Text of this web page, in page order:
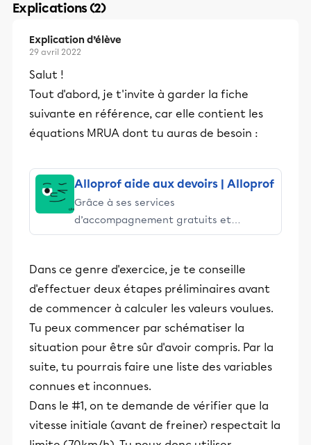
Explications (2)
Explication d’élève
29 avril 2022
Salut !
Tout d'abord, je t'invite à garder la fiche
suivante en référence, car elle contient les
équations MRUA dont tu auras de besoin :
Alloprof aide aux devoirs | Alloprof
Grâce à ses services
d’accompagnement gratuits et
stimulants, Alloprof engage les élèves
éducative.
Dans ce genre d'exercice, je te conseille
d'effectuer deux étapes préliminaires avant
de commencer à calculer les valeurs voulues.
Tu peux commencer par schématiser la
situation pour être sûr d'avoir compris. Par la
suite, tu pourrais faire une liste des variables
connues et inconnues.
Dans le #1, on te demande de vérifier que la
vitesse initiale (avant de freiner) respectait la